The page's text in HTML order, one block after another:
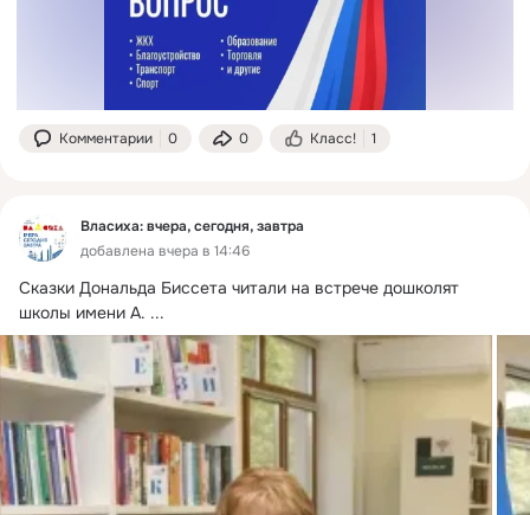
Комментарии 0 0 Класс! 1
Власиха: вчера, сегодня, завтра
добавлена вчера в 14:46
Сказки Дональда Биссета читали на встрече дошколят
школы имени А. ...